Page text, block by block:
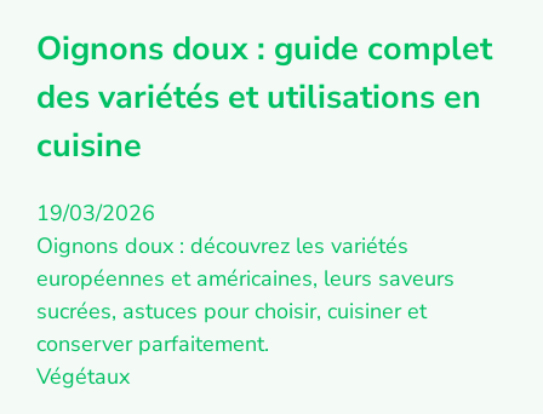
Oignons doux : guide complet
des variétés et utilisations en
cuisine
19/03/2026
Oignons doux : découvrez les variétés
européennes et américaines, leurs saveurs
sucrées, astuces pour choisir, cuisiner et
conserver parfaitement.
Végétaux